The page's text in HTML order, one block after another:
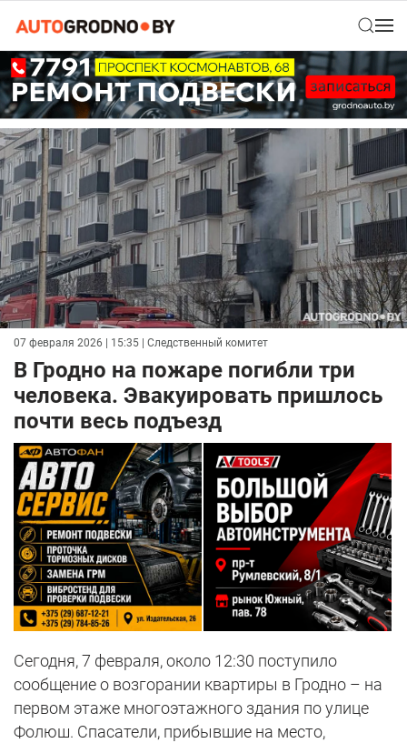
07 февраля 2026 | 15:35 | Следственный комитет
В Гродно на пожаре погибли три
человека. Эвакуировать пришлось
почти весь подъезд
Сегодня, 7 февраля, около 12:30 поступило
сообщение о возгорании квартиры в Гродно – на
первом этаже многоэтажного здания по улице
Фолюш. Спасатели, прибывшие на место,